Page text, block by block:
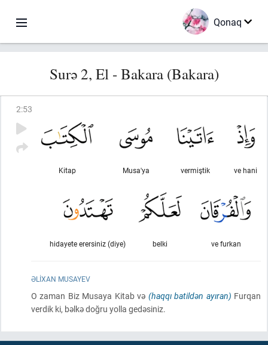
Qonaq
Surə 2, El - Bakara (Bakara)
2:53
ve hani
vermiştik
Musa'ya
Kitap
ve furkan
belki
hidayete erersiniz (diye)
ƏLIXAN MUSAYEV
O zaman Biz Musaya Kitab və (haqqı batildən ayıran) Furqan
verdik ki, bəlkə doğru yolla gedəsiniz.